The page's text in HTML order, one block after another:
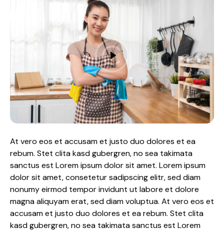
At vero eos et accusam et justo duo dolores et ea
rebum. Stet clita kasd gubergren, no sea takimata
sanctus est Lorem ipsum dolor sit amet. Lorem ipsum
dolor sit amet, consetetur sadipscing elitr, sed diam
nonumy eirmod tempor invidunt ut labore et dolore
magna aliquyam erat, sed diam voluptua. At vero eos et
accusam et justo duo dolores et ea rebum. Stet clita
kasd gubergren, no sea takimata sanctus est Lorem